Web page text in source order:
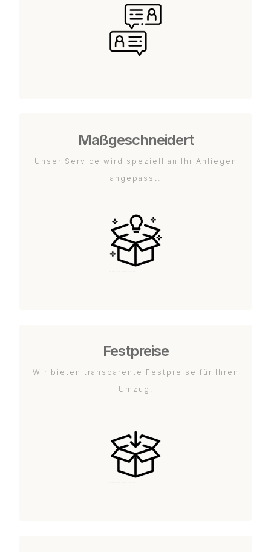
Maßgeschneidert
Unser Service wird speziell an Ihr Anliegen
angepasst.
Festpreise
Wir bieten transparente Festpreise für Ihren
Umzug.